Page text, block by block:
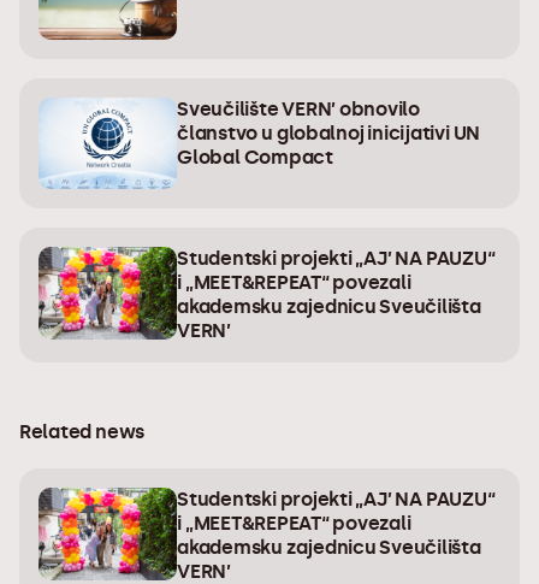
Sveučilište VERN’ obnovilo
članstvo u globalnoj inicijativi UN
Global Compact
Studentski projekti „AJ’ NA PAUZU“
i „MEET&REPEAT“ povezali
akademsku zajednicu Sveučilišta
VERN’
Related news
Studentski projekti „AJ’ NA PAUZU“
i „MEET&REPEAT“ povezali
akademsku zajednicu Sveučilišta
VERN’